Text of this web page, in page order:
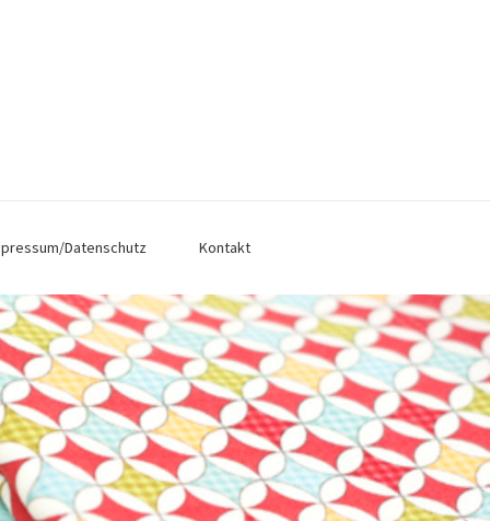
Datenschutz Kontakt